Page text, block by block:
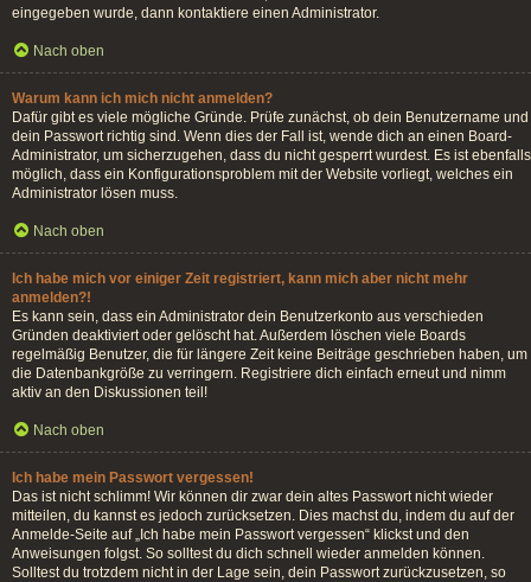
eingegeben wurde, dann kontaktiere einen Administrator.
Nach oben
Warum kann ich mich nicht anmelden?
Dafür gibt es viele mögliche Gründe. Prüfe zunächst, ob dein Benutzername und
dein Passwort richtig sind. Wenn dies der Fall ist, wende dich an einen Board-
Administrator, um sicherzugehen, dass du nicht gesperrt wurdest. Es ist ebenfalls
möglich, dass ein Konfigurationsproblem mit der Website vorliegt, welches ein
Administrator lösen muss.
Nach oben
Ich habe mich vor einiger Zeit registriert, kann mich aber nicht mehr
anmelden?!
Es kann sein, dass ein Administrator dein Benutzerkonto aus verschieden
Gründen deaktiviert oder gelöscht hat. Außerdem löschen viele Boards
regelmäßig Benutzer, die für längere Zeit keine Beiträge geschrieben haben, um
die Datenbankgröße zu verringern. Registriere dich einfach erneut und nimm
aktiv an den Diskussionen teil!
Nach oben
Ich habe mein Passwort vergessen!
Das ist nicht schlimm! Wir können dir zwar dein altes Passwort nicht wieder
mitteilen, du kannst es jedoch zurücksetzen. Dies machst du, indem du auf der
Anmelde-Seite auf „Ich habe mein Passwort vergessen“ klickst und den
Anweisungen folgst. So solltest du dich schnell wieder anmelden können.
Solltest du trotzdem nicht in der Lage sein, dein Passwort zurückzusetzen, so